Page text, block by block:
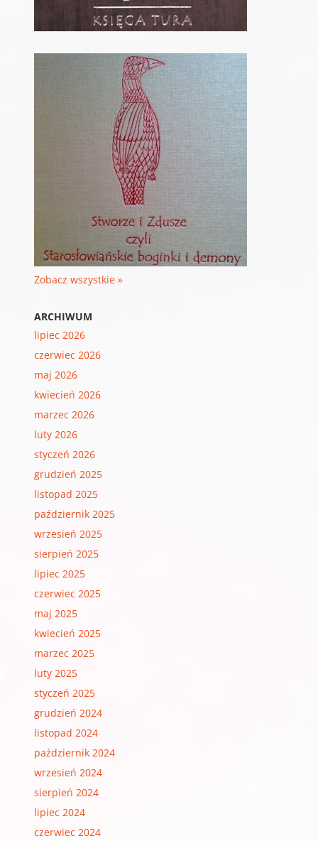
Zobacz wszystkie »
ARCHIWUM
lipiec 2026
czerwiec 2026
maj 2026
kwiecień 2026
marzec 2026
luty 2026
styczeń 2026
grudzień 2025
listopad 2025
październik 2025
wrzesień 2025
sierpień 2025
lipiec 2025
czerwiec 2025
maj 2025
kwiecień 2025
marzec 2025
luty 2025
styczeń 2025
grudzień 2024
listopad 2024
październik 2024
wrzesień 2024
sierpień 2024
lipiec 2024
czerwiec 2024